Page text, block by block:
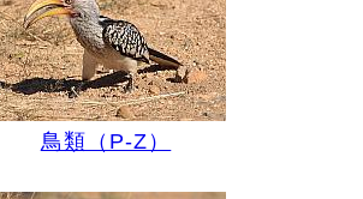
鳥類（P-Z）